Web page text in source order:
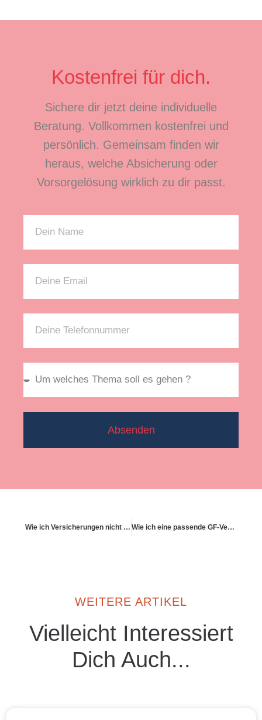
Kostenfrei für dich.
Sichere dir jetzt deine individuelle
Beratung. Vollkommen kostenfrei und
persönlich. Gemeinsam finden wir
heraus, welche Absicherung oder
Vorsorgelösung wirklich zu dir passt.
Absenden
Wie ich Versicherungen nicht als Angst-, sondern als Freiheitsinstrument nutze Wie ich eine passende GF-Versicherung finde
WEITERE ARTIKEL
Vielleicht Interessiert
Dich Auch...